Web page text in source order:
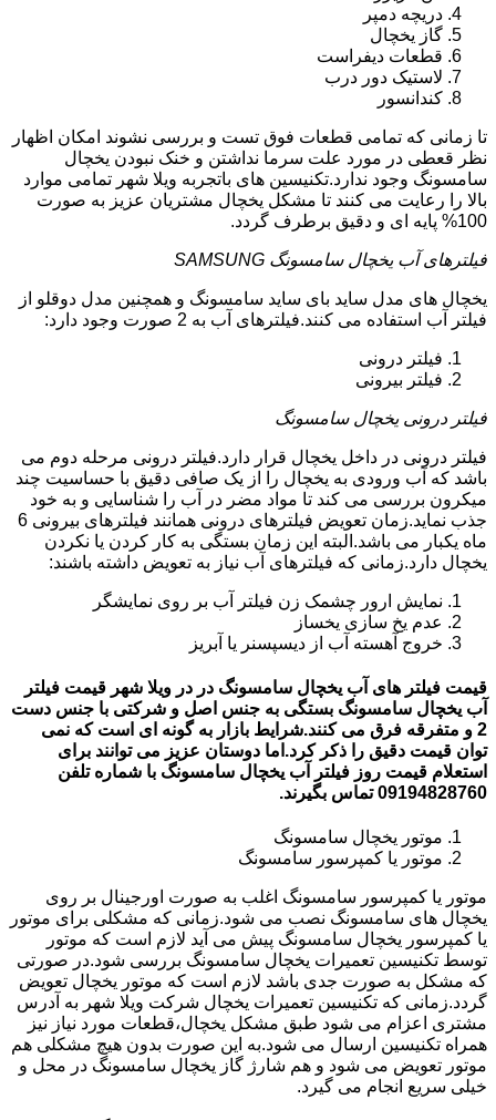
دریچه دمپر
گاز یخچال
قطعات دیفراست
لاستیک دور درب
کندانسور
تا زمانی که تمامی قطعات فوق تست و بررسی نشوند امکان اظهار
نظر قعطی در مورد علت سرما نداشتن و خنک نبودن یخچال
سامسونگ وجود ندارد.تکنیسین های باتجربه ویلا شهر تمامی موارد
بالا را رعایت می کنند تا مشکل یخچال مشتریان عزیز به صورت
100% پایه ای و دقیق برطرف گردد.
فیلترهای آب یخچال سامسونگ SAMSUNG
یخچال های مدل ساید بای ساید سامسونگ و همچنین مدل دوقلو از
فیلتر آب استفاده می کنند.فیلترهای آب به 2 صورت وجود دارد:
فیلتر درونی
فیلتر بیرونی
فیلتر درونی یخچال سامسونگ
فیلتر درونی در داخل یخچال قرار دارد.فیلتر درونی مرحله دوم می
باشد که آب ورودی به یخچال را از یک صافی دقیق با حساسیت چند
میکرون بررسی می کند تا مواد مضر در آب را شناسایی و به خود
جذب نماید.زمان تعویض فیلترهای درونی همانند فیلترهای بیرونی 6
ماه یکبار می باشد.البته این زمان بستگی به کار کردن یا نکردن
یخچال دارد.زمانی که فیلترهای آب نیاز به تعویض داشته باشند:
نمایش ارور چشمک زن فیلتر آب بر روی نمایشگر
عدم یخ سازی یخساز
خروج آهسته آب از دیسپسنر یا آبریز
قیمت فیلتر های آب یخچال سامسونگ در در ویلا شهر قیمت فیلتر
آب یخچال سامسونگ بستگی به جنس اصل و شرکتی با جنس دست
2 و متفرقه فرق می کنند.شرایط بازار به گونه ای است که نمی
توان قیمت دقیق را ذکر کرد.اما دوستان عزیز می توانند برای
استعلام قیمت روز فیلتر آب یخچال سامسونگ با شماره تلفن
09194828760 تماس بگیرند.
موتور یخچال سامسونگ
موتور یا کمپرسور سامسونگ
موتور یا کمپرسور سامسونگ اغلب به صورت اورجینال بر روی
یخچال های سامسونگ نصب می شود.زمانی که مشکلی برای موتور
یا کمپرسور یخچال سامسونگ پیش می آید لازم است که موتور
توسط تکنیسین تعمیرات یخچال سامسونگ بررسی شود.در صورتی
که مشکل به صورت جدی باشد لازم است که موتور یخچال تعویض
گردد.زمانی که تکنیسین تعمیرات یخچال شرکت ویلا شهر به آدرس
مشتری اعزام می شود طبق مشکل یخچال،قطعات مورد نیاز نیز
همراه تکنیسین ارسال می شود.به این صورت بدون هیچ مشکلی هم
موتور تعویض می شود و هم شارژ گاز یخچال سامسونگ در محل و
خیلی سریع انجام می گیرد.